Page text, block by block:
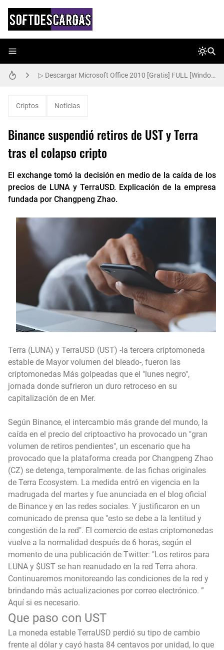
▷ Descargar Windows XP Gratis [32-64 Bits] Español [ISO] 2024
▷ Descargar Microsoft Office 2010 [Gratis] FULL [Windows 32-64 Bits]
Criptos Noticias
Binance suspendió retiros de UST y Terra
tras el colapso cripto
El exchange tomó la decisión en medio de la caída de los
precios de LUNA y TerraUSD. Explicación de la empresa
fundada por Changpeng Zhao.
Terra (LUNA) y TerraUSD (UST) -la tercera criptomoneda
estable de Mayor volumen del bleado-, fueron las
criptomonedas Más golpeadas que el "lunes negro",
jornada donde sufrieron un duro retroceso en su
capitalización de en Mer.
Según Binance, el intercambio más grande del mundo, la
caída en el precio del criptoactivo ha provocado un "gran
volumen de retiros pendientes", un escenario que ha
provocado que la plataforma creada por Changpeng Zhao
(CZ) se detenga, temporalmente. de las fichas originales
de Terra Ecosystem. La medida entró en vigencia en la
madrugada del martes y fue anunciada en el blog oficial
de Binance y en las redes sociales. Y justificaron en un
comunicado de prensa que "esto se debe a la lentitud y
congestión de la red". El comercio de estas criptomonedas
vuelve a la normalidad después de 6 horas, según el
momento de una publicación de Twitter: "Los retiros para
LUNA y $UST se han reanudado en la red Terra ahora.
Continuaremos monitoreando las condiciones de la red y
brindando más actualizaciones por correo electrónico. ”
Aquí si es necesario.
Que paso con UST
La moneda estable TerraUSD perdió su tipo de cambio
frente al dólar y cayó hasta 84 centavos por unidad, lo que